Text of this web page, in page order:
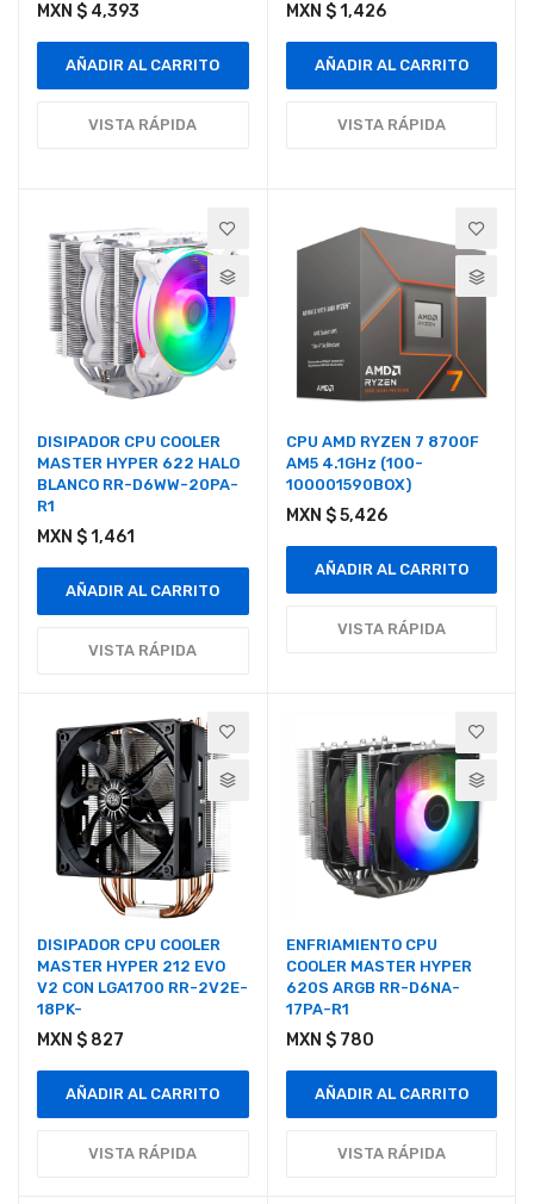
MXN $ 4,393
AÑADIR AL CARRITO
VISTA RÁPIDA
MXN $ 1,426
AÑADIR AL CARRITO
VISTA RÁPIDA
DISIPADOR CPU COOLER
MASTER HYPER 622 HALO
BLANCO RR-D6WW-20PA-
R1
MXN $ 1,461
AÑADIR AL CARRITO
VISTA RÁPIDA
CPU AMD RYZEN 7 8700F
AM5 4.1GHz (100-
100001590BOX)
MXN $ 5,426
AÑADIR AL CARRITO
VISTA RÁPIDA
DISIPADOR CPU COOLER
MASTER HYPER 212 EVO
V2 CON LGA1700 RR-2V2E-
18PK-
MXN $ 827
AÑADIR AL CARRITO
VISTA RÁPIDA
ENFRIAMIENTO CPU
COOLER MASTER HYPER
620S ARGB RR-D6NA-
17PA-R1
MXN $ 780
AÑADIR AL CARRITO
VISTA RÁPIDA